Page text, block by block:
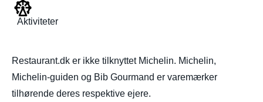
Aktiviteter
Restaurant.dk er ikke tilknyttet Michelin. Michelin,
Michelin-guiden og Bib Gourmand er varemærker
tilhørende deres respektive ejere.